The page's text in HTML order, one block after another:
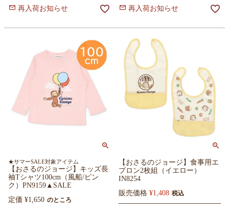
再入荷お知らせ 再入荷お知らせ
★サマーSALE対象アイテム
【おさるのジョージ】キッズ長
袖Tシャツ100cm（風船/ピン
ク）PN9159▲SALE
定価 ¥1,650 のところ
【おさるのジョージ】食事用エ
プロン2枚組（イエロー）
IN8254
販売価格 ¥1,408 税込